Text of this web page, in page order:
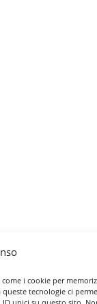
i cookie per
tecnologie ci